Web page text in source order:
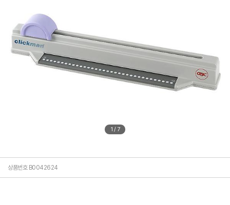
1 / 7
상품번호 B0042624